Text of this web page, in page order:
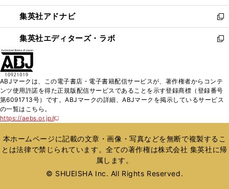
開
く
ウ
で
開
く
ン
ド
ウ
で
ウ
ィ
ン
ド
く
集英社アドナビ
新
し
い
ド
ウ
で
集英社エディターズ・ラボ
新
ィ
ン
ド
開
く
ABJマークは、この電子書店・電子書籍配信サービスが、著作権者からコンテ
ンツ使用許諾を得た正規版配信サービスであることを示す登録商標（登録番号
第6091713号）です。ABJマークの詳細、ABJマークを掲示しているサービス
の一覧はこちら。
https://aebs.or.jp/
新
い
ウ
ィ
ウ
本ホームページに記載の文章・画像・写真などを無断で複製するこ
とは法律で禁じられています。全ての著作権は株式会社 集英社に帰
属します。
© SHUEISHA Inc. All Rights Reserved.